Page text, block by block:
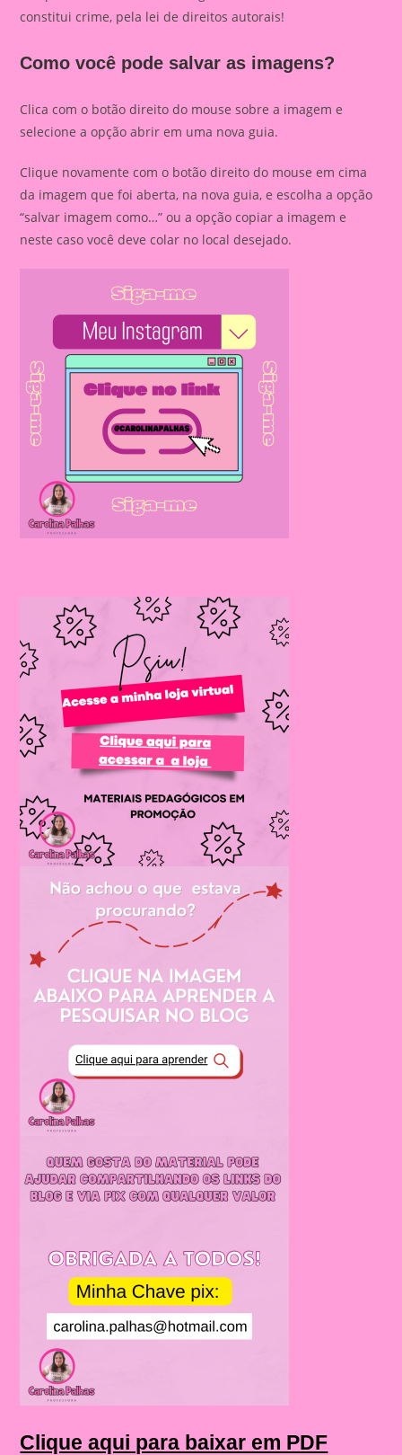
constitui crime, pela lei de direitos autorais!
Como você pode salvar as imagens?
Clica com o botão direito do mouse sobre a imagem e
selecione a opção abrir em uma nova guia.
Clique novamente com o botão direito do mouse em cima
da imagem que foi aberta, na nova guia, e escolha a opção
“salvar imagem como…” ou a opção copiar a imagem e
neste caso você deve colar no local desejado.
Clique aqui para baixar em PDF